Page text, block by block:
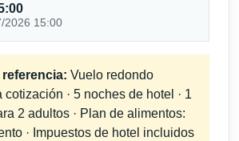
2026 15:00
referencia: Vuelo redondo
· 5 noches de hotel · 1
2 adultos · Plan de alimentos:
· Impuestos de hotel incluidos